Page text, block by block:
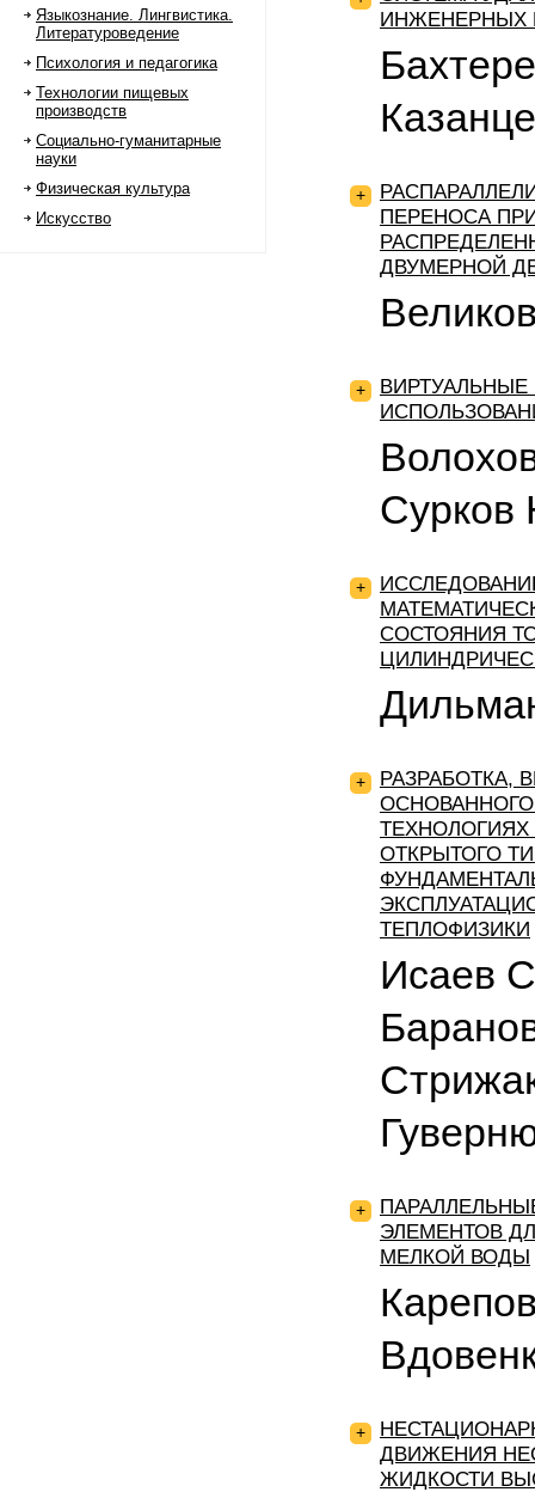
Языкознание. Лингвистика.
Литературоведение
Психология и педагогика
Технологии пищевых
производств
Социально-гуманитарные
науки
Физическая культура
Искусство
ИНЖЕНЕРНЫХ
+
ПЕРЕНОСА
ДВУМЕРНОЙ
+
Сурков
+
СОСТОЯНИЯ
+
РАЗРАБОТКА,
ТЕХНОЛОГИЯХ
ОТКРЫТОГО
ТЕПЛОФИЗИКИ
Исаев
+
ЭЛЕМЕНТОВ
МЕЛКОЙ ВОДЫ
+
ДВИЖЕНИЯ
ЖИДКОСТИ